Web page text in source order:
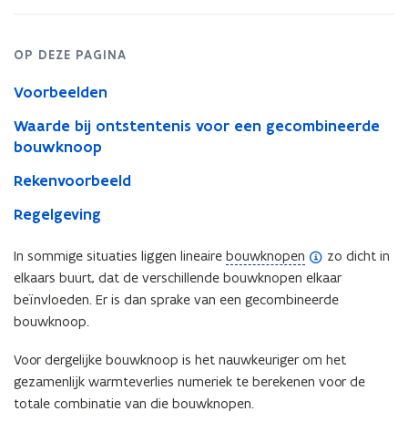
bouwknopen
OP DEZE PAGINA
Voorbeelden
Waarde bij ontstentenis voor een gecombineerde
bouwknoop
Rekenvoorbeeld
Regelgeving
In sommige situaties liggen lineaire bouwknopen
(
o
p
d
e
f
zo dicht in
elkaars buurt, dat de verschillende bouwknopen elkaar
beïnvloeden. Er is dan sprake van een gecombineerde
bouwknoop.
Voor dergelijke bouwknoop is het nauwkeuriger om het
gezamenlijk warmteverlies numeriek te berekenen voor de
totale combinatie van die bouwknopen.